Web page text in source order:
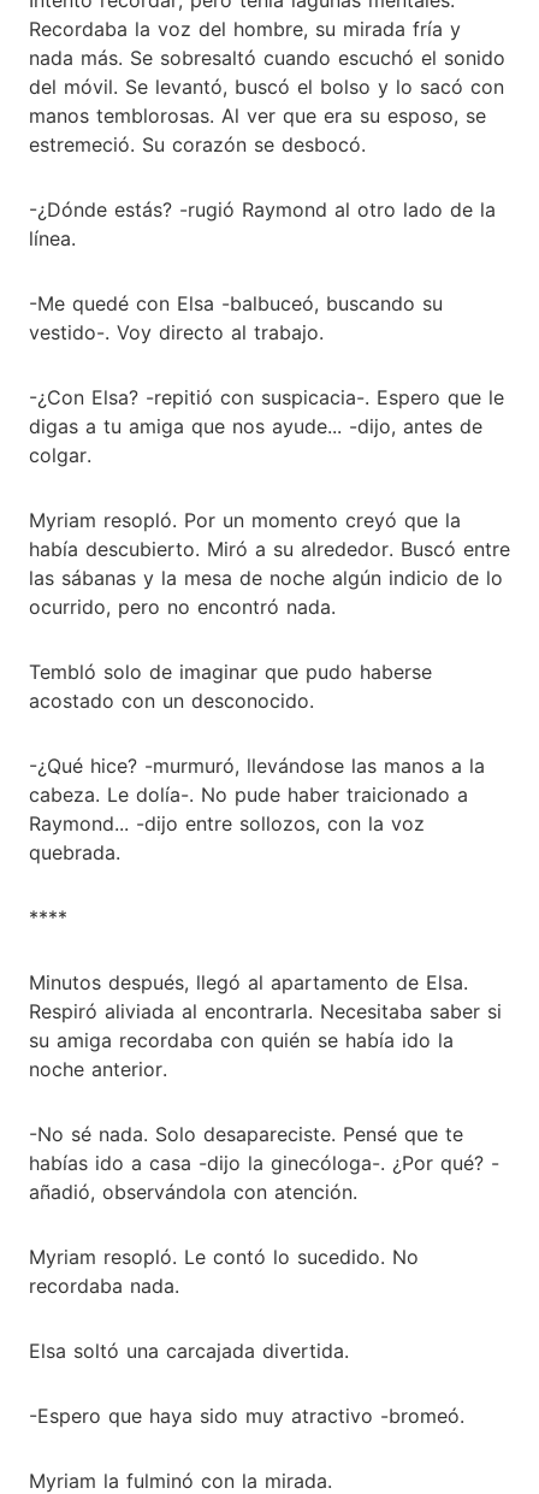
Recordaba la voz del hombre, su mirada fría y
nada más. Se sobresaltó cuando escuchó el sonido
del móvil. Se levantó, buscó el bolso y lo sacó con
manos temblorosas. Al ver que era su esposo, se
estremeció. Su corazón se desbocó.
-¿Dónde estás? -rugió Raymond al otro lado de la
línea.
-Me quedé con Elsa -balbuceó, buscando su
vestido-. Voy directo al trabajo.
-¿Con Elsa? -repitió con suspicacia-. Espero que le
digas a tu amiga que nos ayude... -dijo, antes de
colgar.
Myriam resopló. Por un momento creyó que la
había descubierto. Miró a su alrededor. Buscó entre
las sábanas y la mesa de noche algún indicio de lo
ocurrido, pero no encontró nada.
Tembló solo de imaginar que pudo haberse
acostado con un desconocido.
-¿Qué hice? -murmuró, llevándose las manos a la
cabeza. Le dolía-. No pude haber traicionado a
Raymond... -dijo entre sollozos, con la voz
quebrada.
****
Minutos después, llegó al apartamento de Elsa.
Respiró aliviada al encontrarla. Necesitaba saber si
su amiga recordaba con quién se había ido la
noche anterior.
-No sé nada. Solo desapareciste. Pensé que te
habías ido a casa -dijo la ginecóloga-. ¿Por qué? -
añadió, observándola con atención.
Myriam resopló. Le contó lo sucedido. No
recordaba nada.
Elsa soltó una carcajada divertida.
-Espero que haya sido muy atractivo -bromeó.
Myriam la fulminó con la mirada.